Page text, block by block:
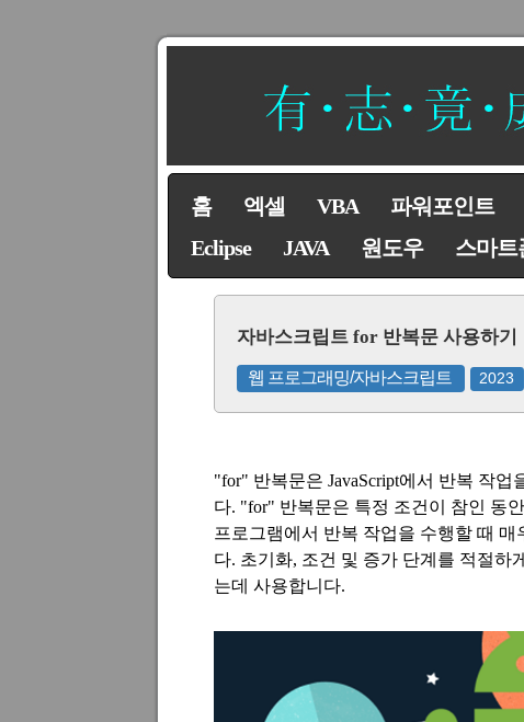
홈 엑셀 VBA 파워포인트
Eclipse
JAVA 원도우 스마트
자바스크립트 for 반복문 사용하기
웹 프로그래밍/자바스크립트 2023
"for" 반복문은 JavaScript에서 반복 작
다. "for" 반복문은 특정 조건이 참인 동
프로그램에서 반복 작업을 수행할 때
다. 초기화, 조건 및 증가 단계를 적절하
는데 사용합니다.